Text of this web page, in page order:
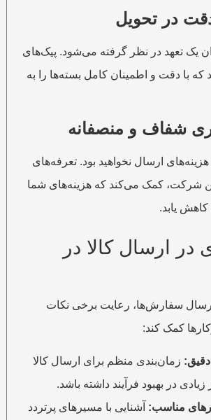
در تحویل
یک تعهد در نظر گرفته می‌شود. پیک‌های
با دقت و اطمینان کامل بسته‌ها را به
شفاف و منصفانه
ارسال نخواهید بود. تعرفه‌های
شرکت، کمک می‌کند که هزینه‌های شما
یابد.
در ارسال کالا در
سفارش‌ها، رعایت برخی نکات
کمک کند:
زمان‌بندی منظم برای ارسال کالا
زیادی در بهبود فرآیند داشته باشد.
مناسب:آشنایی با مسیرهای پرتردد